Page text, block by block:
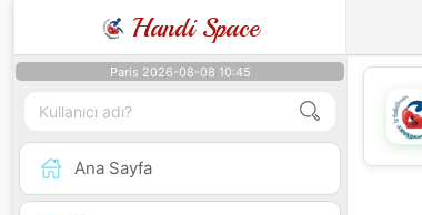
Handi Space
Paris 2026-08-08 10:45
Ana Sayfa